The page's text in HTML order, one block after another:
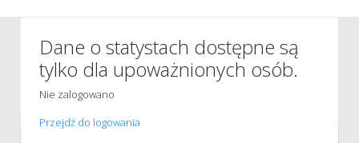
Dane o statystach dostępne są
tylko dla upoważnionych osób.
Nie zalogowano
Przejdź do logowania